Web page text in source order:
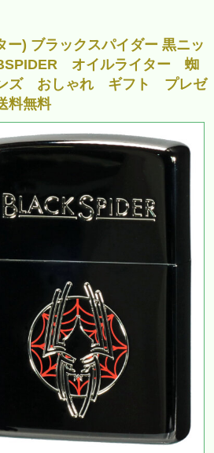
) ブラックスパイダー 黒ニッ
オイルライター 蜘
ズ おしゃれ ギフト プレゼ
料無料